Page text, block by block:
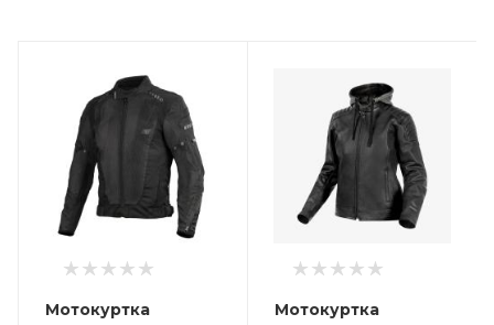
Мотокуртка
Мотокуртка